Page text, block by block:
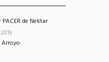
de Nektar